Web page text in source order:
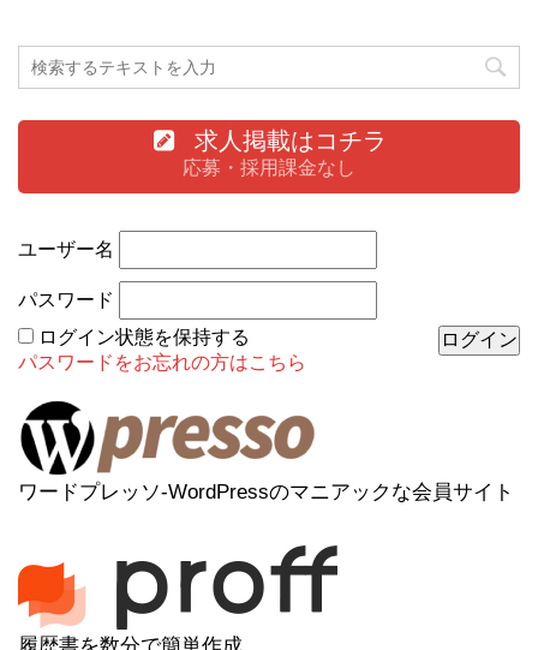
求人掲載はコチラ
応募・採用課金なし
ユーザー名
パスワード
ログイン状態を保持する
パスワードをお忘れの方はこちら
ワードプレッソ-WordPressのマニアックな会員サイト